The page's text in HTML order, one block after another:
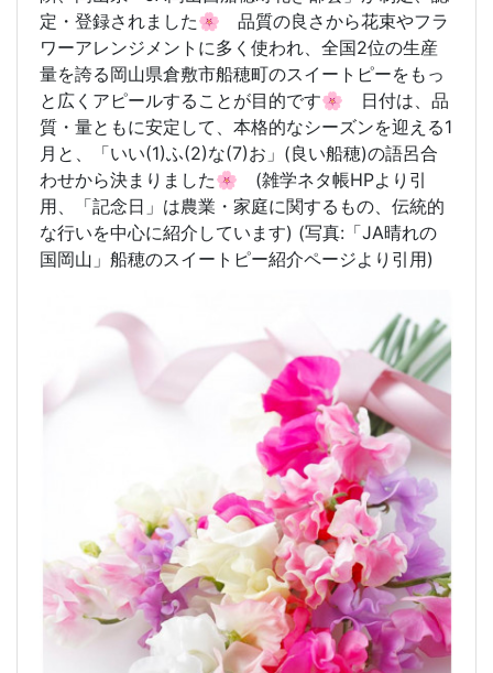
定・登録されました🌸 品質の良さから花束やフラ
ワーアレンジメントに多く使われ、全国2位の生産
量を誇る岡山県倉敷市船穂町のスイートピーをもっ
と広くアピールすることが目的です🌸 日付は、品
質・量ともに安定して、本格的なシーズンを迎える1
月と、「いい(1)ふ(2)な(7)お」(良い船穂)の語呂合
わせから決まりました🌸 (雑学ネタ帳HPより引
用、「記念日」は農業・家庭に関するもの、伝統的
な行いを中心に紹介しています) (写真:「JA晴れの
国岡山」船穂のスイートピー紹介ページより引用)